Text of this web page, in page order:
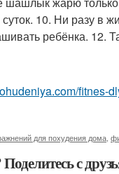
суток. 10. Ни разу в
ребёнка. 12.
fitnes-
для похудения дома
с